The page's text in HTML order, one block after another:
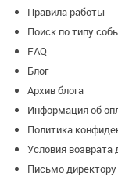
Правила работы
Поиск по типу
FAQ
Блог
Архив блога
Информация об
Политика
Условия
Письмо директору